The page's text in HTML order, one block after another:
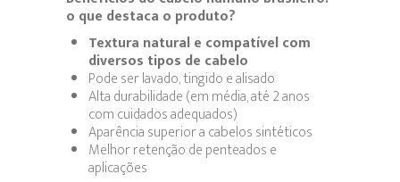
o que destaca o produto?
Textura natural e compatível com
diversos tipos de cabelo
Pode ser lavado, tingido e alisado
Alta durabilidade (em média, até 2 anos
com cuidados adequados)
Aparência superior a cabelos sintéticos
Melhor retenção de penteados e
aplicações